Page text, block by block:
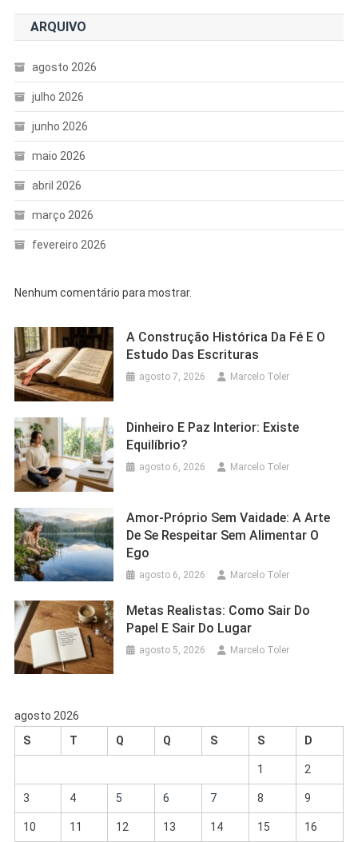
ARQUIVO
agosto 2026
julho 2026
junho 2026
maio 2026
abril 2026
março 2026
fevereiro 2026
Nenhum comentário para mostrar.
A Construção Histórica Da Fé E O
Estudo Das Escrituras
agosto 7, 2026 Marcelo Toler
Dinheiro E Paz Interior: Existe
Equilíbrio?
agosto 6, 2026 Marcelo Toler
Amor-Próprio Sem Vaidade: A Arte
De Se Respeitar Sem Alimentar O
Ego
agosto 6, 2026 Marcelo Toler
Metas Realistas: Como Sair Do
Papel E Sair Do Lugar
agosto 5, 2026 Marcelo Toler
agosto 2026
S
T Q Q S S D
1 2
3 4 5 6 7 8 9
10 11 12 13 14 15 16